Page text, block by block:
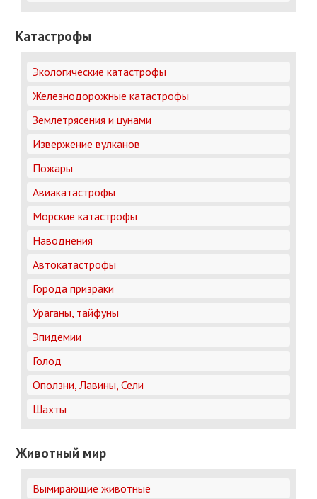
Катастрофы
Экологические катастрофы
Железнодорожные катастрофы
Землетрясения и цунами
Извержение вулканов
Пожары
Авиакатастрофы
Морские катастрофы
Наводнения
Автокатастрофы
Города призраки
Ураганы, тайфуны
Эпидемии
Голод
Оползни, Лавины, Сели
Шахты
Животный мир
Вымирающие животные